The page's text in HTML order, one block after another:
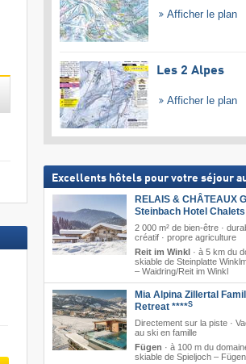
Afficher le plan
Les 2 Alpes
Afficher le plan
Excellents hôtels pour votre séjour
RELAIS & CHÂTEAUX
Steinbach Hotel Chalets
2 000 m² de bien-être ·
créatif · propre agriculture
Reit im Winkl · à 5 km du
skiable de Steinplatte
– Waidring/​Reit im Winkl
Mia Alpina Zillertal
Retreat ****S
Directement sur la piste ·
au ski en famille
Fügen · à 100 m du
skiable de Spieljoch – Fügen